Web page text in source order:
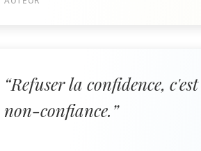
“Refuser la confidence,
non-confiance.”